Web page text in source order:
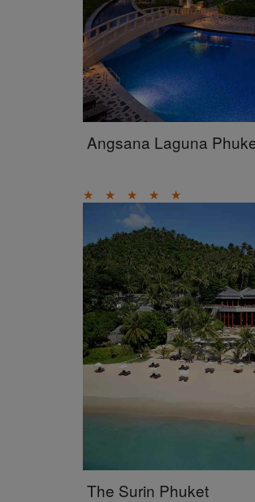
Angsana Laguna
★ ★ ★ ★ ★
The Surin Phuket